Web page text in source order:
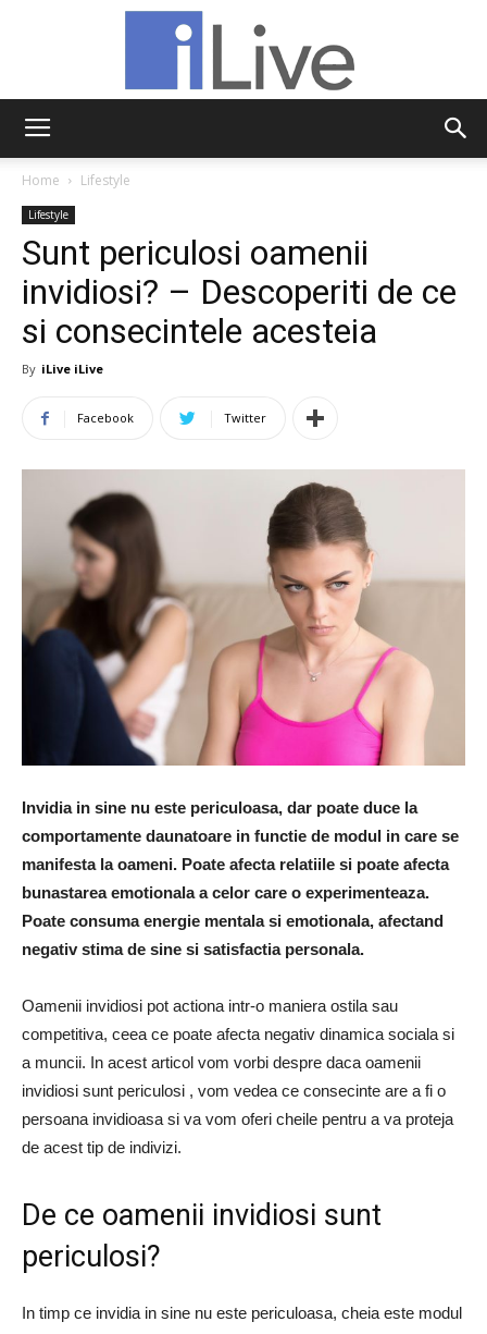
Home Lifestyle
Lifestyle
Sunt periculosi oamenii
invidiosi? – Descoperiti de ce
si consecintele acesteia
By iLive iLive
Facebook Twitter
Invidia in sine nu este periculoasa, dar poate duce la
comportamente daunatoare in functie de modul in care se
manifesta la oameni. Poate afecta relatiile si poate afecta
bunastarea emotionala a celor care o experimenteaza.
Poate consuma energie mentala si emotionala, afectand
negativ stima de sine si satisfactia personala.
Oamenii invidiosi pot actiona intr-o maniera ostila sau
competitiva, ceea ce poate afecta negativ dinamica sociala si
a muncii. In acest articol vom vorbi despre daca oamenii
invidiosi sunt periculosi , vom vedea ce consecinte are a fi o
persoana invidioasa si va vom oferi cheile pentru a va proteja
de acest tip de indivizi.
De ce oamenii invidiosi sunt
periculosi?
In timp ce invidia in sine nu este periculoasa, cheia este modul